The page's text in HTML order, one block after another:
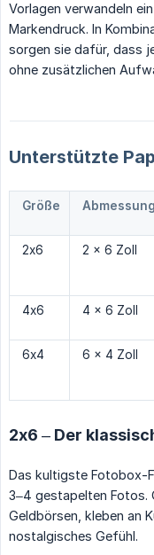
Vorlagen verwandeln
Markendruck. In
sorgen sie dafür, dass
ohne zusätzlichen
Unterstützte
Größe
2x6
2 × 6 Zoll
4x6 4 × 6 Zoll
6x4
6 × 4 Zoll
2x6 – Der
Das kultigste Fotobox-
3–4 gestapelten Fotos.
Geldbörsen, kleben an
nostalgisches Gefühl.